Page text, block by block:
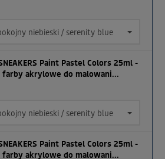
niebieski / serenity blue
Paint Pastel Colors 25ml -
farby akrylowe do malowani...
niebieski / serenity blue
Paint Pastel Colors 25ml -
farby akrylowe do malowani...